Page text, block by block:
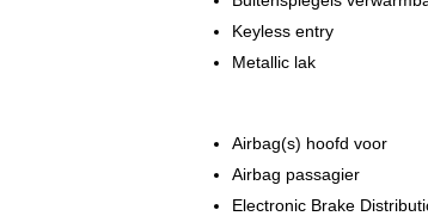
Keyless entry
Metallic lak
Airbag(s) hoofd voor
Airbag passagier
Electronic Brake